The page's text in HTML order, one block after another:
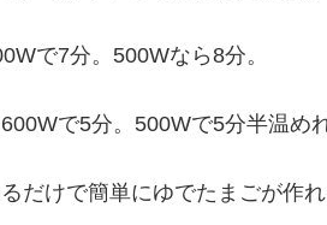
で7分。500Wなら8分。
で5分。500Wで5分半温め
だけで簡単にゆでたまごが作